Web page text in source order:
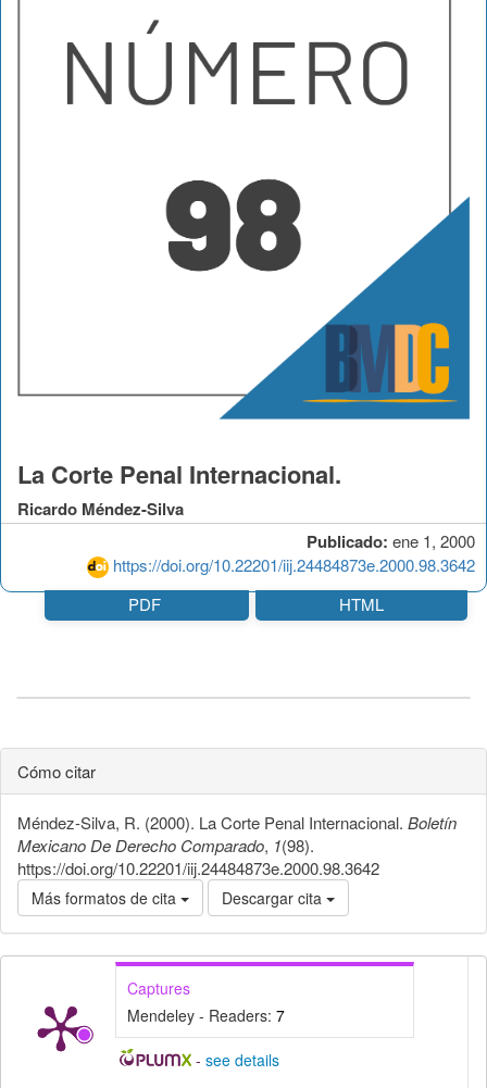
Publicado: ene 1, 2000
https://doi.org/10.22201/iij.24484873e.2000.98.3642
La Corte Penal Internacional.
Ricardo Méndez-Silva
PDF HTML
Cómo citar
Méndez-Silva, R. (2000). La Corte Penal Internacional. Boletín
Mexicano De Derecho Comparado, 1(98).
https://doi.org/10.22201/iij.24484873e.2000.98.3642
Más formatos de cita Descargar cita
Captures
Mendeley - Readers: 7
- see details